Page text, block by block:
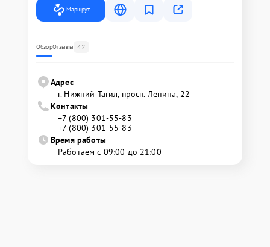
Маршрут
ОбзорОтзывы 42
Адрес
г. Нижний Тагил, просп. Ленина, 22
Контакты
+7 (800) 301-55-83
+7 (800) 301-55-83
Время работы
Работаем с 09:00 до 21:00